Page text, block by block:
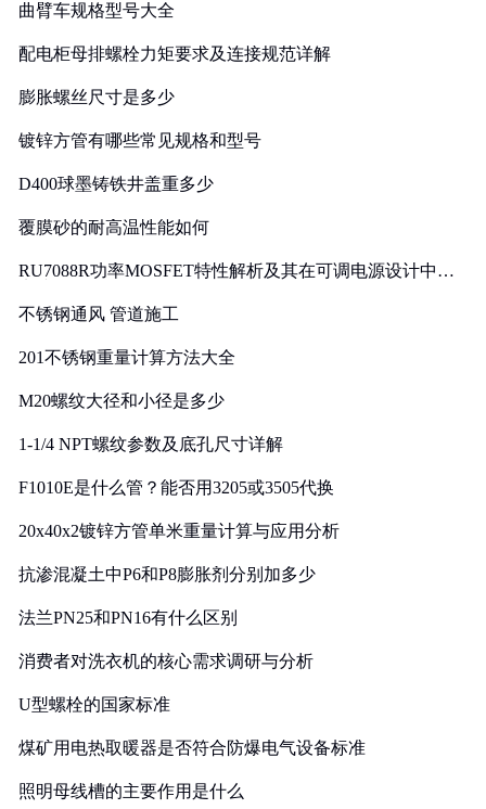
曲臂车规格型号大全
配电柜母排螺栓力矩要求及连接规范详解
膨胀螺丝尺寸是多少
镀锌方管有哪些常见规格和型号
D400球墨铸铁井盖重多少
覆膜砂的耐高温性能如何
RU7088R功率MOSFET特性解析及其在可调电源设计中的
不锈钢通风 管道施工
201不锈钢重量计算方法大全
M20螺纹大径和小径是多少
1-1/4 NPT螺纹参数及底孔尺寸详解
F1010E是什么管？能否用3205或3505代换
20x40x2镀锌方管单米重量计算与应用分析
抗渗混凝土中P6和P8膨胀剂分别加多少
法兰PN25和PN16有什么区别
消费者对洗衣机的核心需求调研与分析
U型螺栓的国家标准
煤矿用电热取暖器是否符合防爆电气设备标准
照明母线槽的主要作用是什么